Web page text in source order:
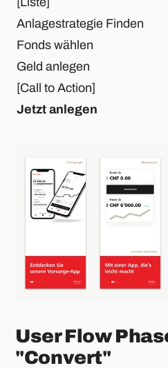
Anlagestrategie Finden
Fonds wählen
Geld anlegen
[Call to Action]
Jetzt anlegen
User Flow
"Convert"